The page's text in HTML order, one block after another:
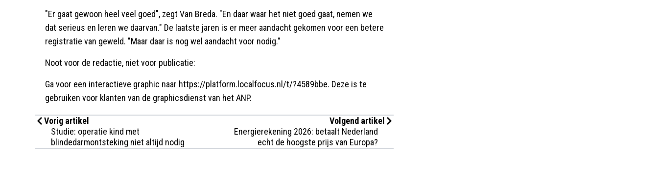
"Er gaat gewoon heel veel goed", zegt Van Breda. "En daar waar het niet goed gaat, nemen we
dat serieus en leren we daarvan." De laatste jaren is er meer aandacht gekomen voor een betere
registratie van geweld. "Maar daar is nog wel aandacht voor nodig."
Noot voor de redactie, niet voor publicatie:
Ga voor een interactieve graphic naar https://platform.localfocus.nl/t/?4589bbe. Deze is te
gebruiken voor klanten van de graphicsdienst van het ANP.
Vorig artikel
Studie: operatie kind met
blindedarmontsteking niet altijd nodig
Volgend artikel
Energierekening 2026: betaalt Nederland
echt de hoogste prijs van Europa?